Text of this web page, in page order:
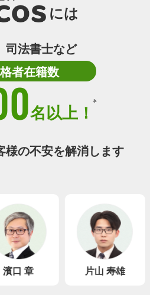
には
司法書士など
者在籍数
名以上！
※
様の不安を解消します
濱口 章 片山 寿雄